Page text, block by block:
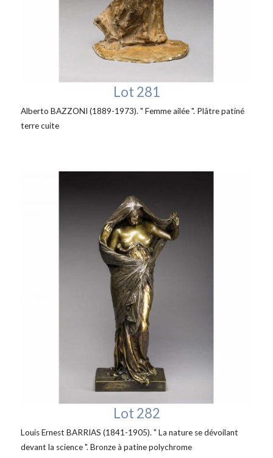
Lot 281
Alberto BAZZONI (1889-1973). " Femme ailée ". Plâtre patiné
terre cuite
Lot 282
Louis Ernest BARRIAS (1841-1905). " La nature se dévoilant
devant la science ". Bronze à patine polychrome